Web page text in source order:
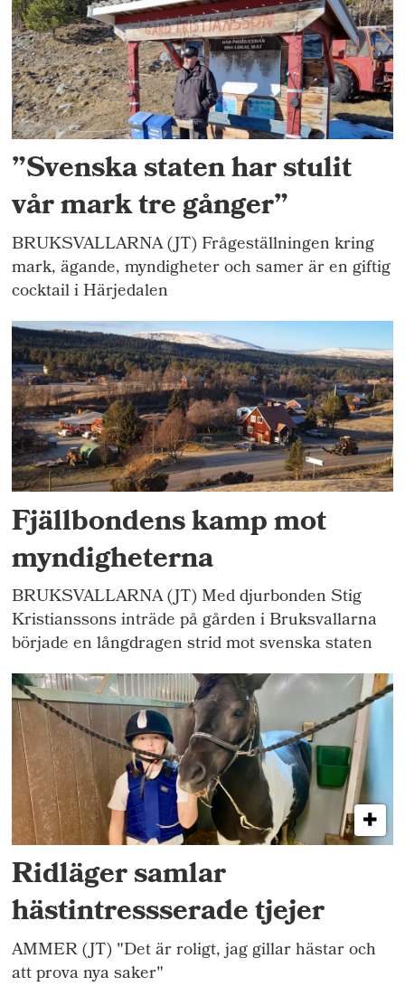
”Svenska staten har stulit
vår mark tre gånger”
BRUKSVALLARNA (JT) Frågeställningen kring
mark, ägande, myndigheter och samer är en giftig
cocktail i Härjedalen
Fjällbondens kamp mot
myndigheterna
BRUKSVALLARNA (JT) Med djurbonden Stig
Kristianssons inträde på gården i Bruksvallarna
började en långdragen strid mot svenska staten
Ridläger samlar
hästintressserade tjejer
AMMER (JT) "Det är roligt, jag gillar hästar och
att prova nya saker"